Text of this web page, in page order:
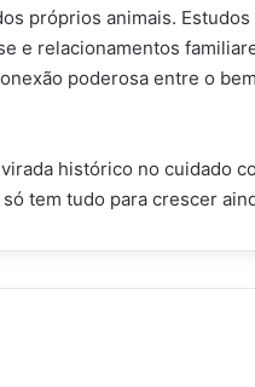
próprios animais.
e relacionamentos
poderosa entre o
histórico no cuidado
tem tudo para crescer